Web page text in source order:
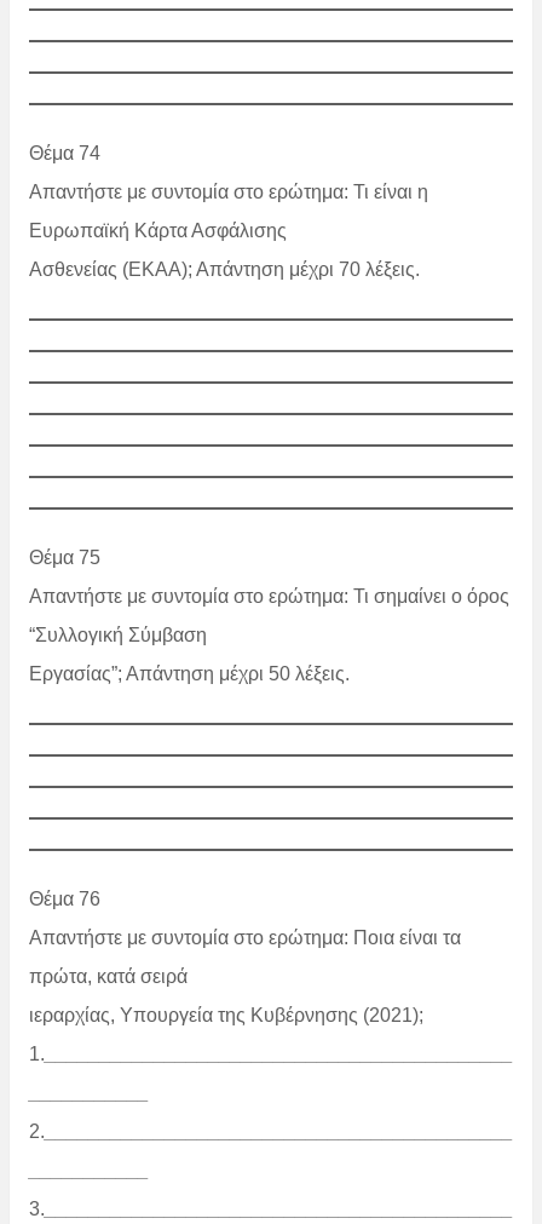
Θέμα 74
Απαντήστε με συντομία στο ερώτημα: Τι είναι η
Ευρωπαϊκή Κάρτα Ασφάλισης
Ασθενείας (ΕΚΑΑ); Απάντηση μέχρι 70 λέξεις.
Θέμα 75
Απαντήστε με συντομία στο ερώτημα: Τι σημαίνει ο όρος
“Συλλογική Σύμβαση
Εργασίας”; Απάντηση μέχρι 50 λέξεις.
Θέμα 76
Απαντήστε με συντομία στο ερώτημα: Ποια είναι τα
πρώτα, κατά σειρά
ιεραρχίας, Υπουργεία της Κυβέρνησης (2021);
1.
2.
3.